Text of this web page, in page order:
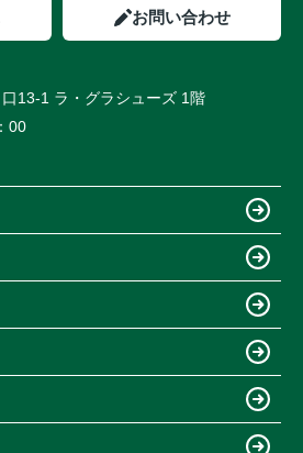
お問い合わせ
13-1 ラ・グラシューズ 1階
00